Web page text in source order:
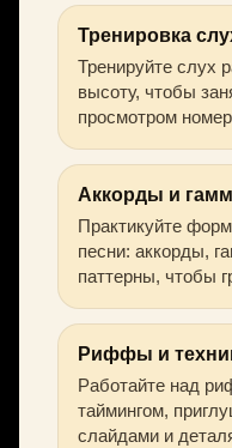
Тренировка
Тренируйте слух
высоту, чтобы
просмотром
Аккорды и
Практикуйте
песни: аккорды,
паттерны, чтобы
Риффы и
Работайте над
таймингом,
слайдами и